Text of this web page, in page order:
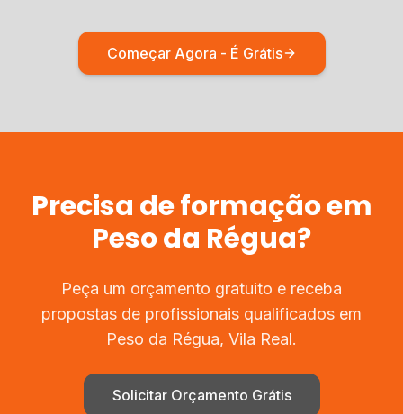
Começar Agora - É Grátis
Precisa deformaçãoem
Peso da Régua?
Peça um orçamento gratuito e receba
propostas de profissionais qualificados em
Peso da Régua, Vila Real.
Solicitar Orçamento Grátis